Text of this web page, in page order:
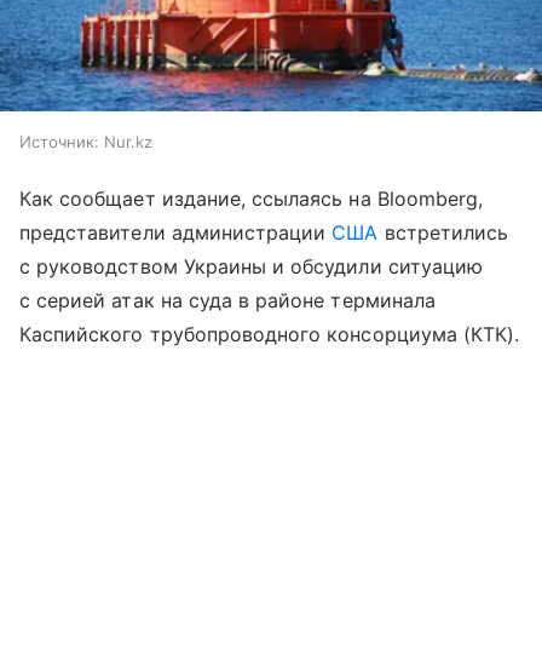
Источник: Nur.kz
Как сообщает издание, ссылаясь на Bloomberg,
представители администрации США встретились
с руководством Украины и обсудили ситуацию
с серией атак на суда в районе терминала
Каспийского трубопроводного консорциума (КТК).